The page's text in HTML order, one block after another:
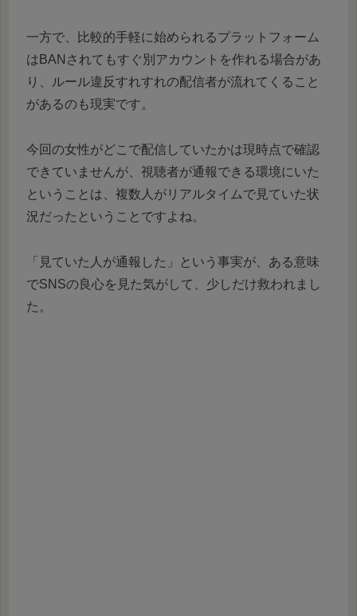
一方で、比較的手軽に始められるプラットフォーム
はBANされてもすぐ別アカウントを作れる場合があ
り、ルール違反すれすれの配信者が流れてくること
があるのも現実です。
今回の女性がどこで配信していたかは現時点で確認
できていませんが、視聴者が通報できる環境にいた
ということは、複数人がリアルタイムで見ていた状
況だったということですよね。
「見ていた人が通報した」という事実が、ある意味
でSNSの良心を見た気がして、少しだけ救われまし
た。